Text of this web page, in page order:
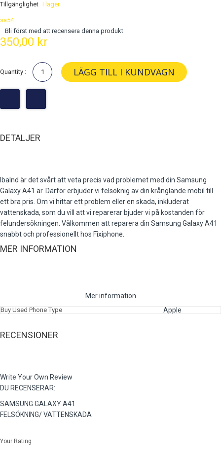
Tillgänglighet I lager
sa54
Bli först med att recensera denna produkt
350,00 kr
Quantity : LÄGG TILL I KUNDVAGN
DETALJER
Ibalnd är det svårt att veta precis vad problemet med din Samsung
Galaxy A41 är. Därför erbjuder vi felsöknig av din krånglande mobil till
ett bra pris. Om vi hittar ett problem eller en skada, inkluderat
vattenskada, som du vill att vi reparerar bjuder vi på kostanden för
felundersökningen. Välkommen att reparera din Samsung Galaxy A41
snabbt och professionellt hos Fixiphone.
MER INFORMATION
Mer information
Buy Used Phone Type Apple
RECENSIONER
Write Your Own Review
DU RECENSERAR:
SAMSUNG GALAXY A41
FELSÖKNING/ VATTENSKADA
Your Rating